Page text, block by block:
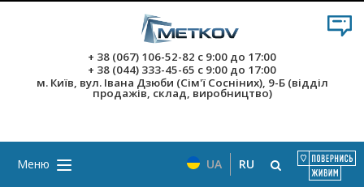
+ 38 (067) 106-52-82 с 9:00 до 17:00
+ 38 (044) 333-45-65 с 9:00 до 17:00
м. Київ, вул. Івана Дзюби (Сім'ї Сосніних), 9-Б (відділ
продажів, склад, виробництво)
Меню UA RU